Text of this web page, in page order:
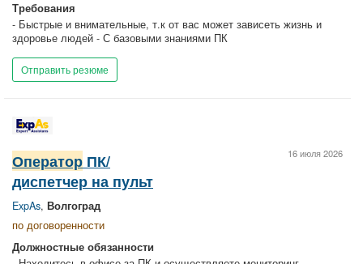
Требования
- Быстрые и внимательные, т.к от вас может зависеть жизнь и
здоровье людей - С базовыми знаниями ПК
Отправить резюме
16 июля 2026
Оператор ПК/
диспетчер на пульт
ExpAs, Волгоград
по договоренности
Должностные обязанности